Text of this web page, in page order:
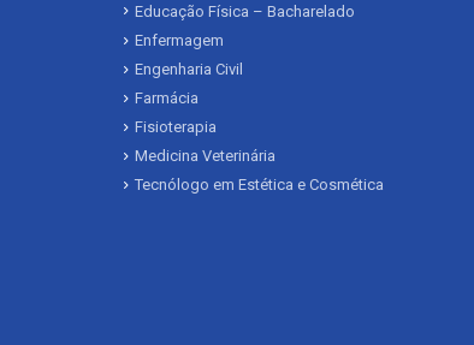
Educação Física – Bacharelado
Enfermagem
Engenharia Civil
Farmácia
Fisioterapia
Medicina Veterinária
Tecnólogo em Estética e Cosmética